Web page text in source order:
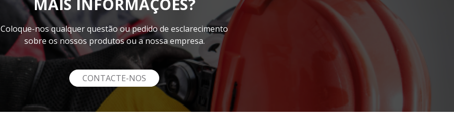
MAIS INFORMAÇÕES?
Coloque-nos qualquer questão ou pedido de esclarecimento
sobre os nossos produtos ou a nossa empresa.
CONTACTE-NOS